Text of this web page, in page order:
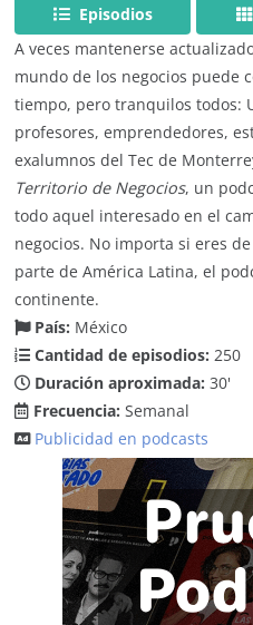
Episodios
A veces mantenerse
mundo de los negocios puede
tiempo, pero tranquilos todos:
profesores, emprendedores,
exalumnos del Tec de
Territorio de Negocios, un
todo aquel interesado en el
negocios. No importa si eres
parte de América Latina, el
continente.
País: México
Cantidad de episodios: 250
Duración aproximada: 30'
Frecuencia: Semanal
Publicidad en podcasts